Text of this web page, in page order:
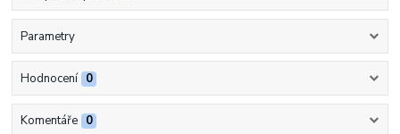
Parametry
Hodnocení 0
Komentáře 0